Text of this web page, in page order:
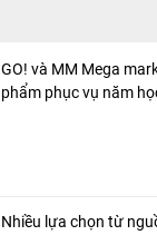
GO! và MM Mega
phẩm phục vụ năm
Nhiều lựa chọn từ